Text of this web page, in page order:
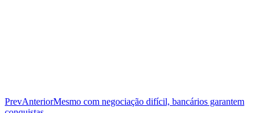
PrevAnteriorMesmo com negociação difícil, bancários garantem